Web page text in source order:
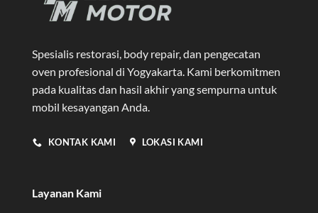
Spesialis restorasi, body repair, dan pengecatan
oven profesional di Yogyakarta. Kami berkomitmen
pada kualitas dan hasil akhir yang sempurna untuk
mobil kesayangan Anda.
KONTAK KAMI LOKASI KAMI
Layanan Kami